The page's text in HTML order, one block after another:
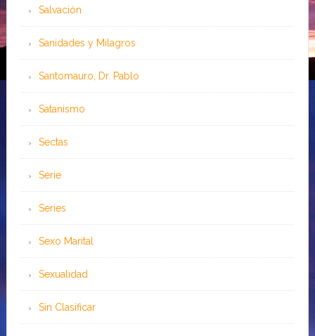
Salvación
Sanidades y Milagros
Santomauro, Dr. Pablo
Satanismo
Sectas
Serie
Series
Sexo Marital
Sexualidad
Sin Clasificar